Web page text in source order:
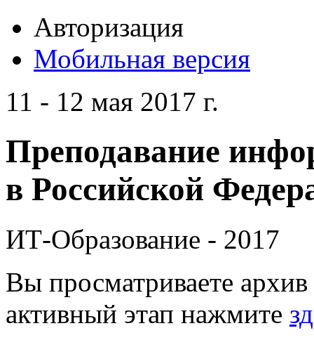
Авторизация
Мобильная версия
11 - 12 мая 2017 г.
Преподавание
в Российской
ИТ-Образование - 2017
Вы просматриваете
активный этап нажмите